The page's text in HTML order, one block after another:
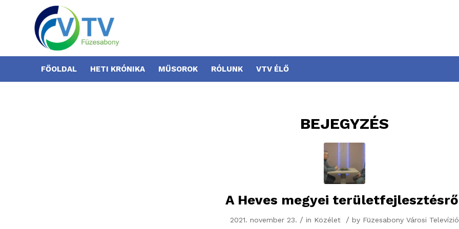
FŐOLDAL HETI KRÓNIKA MŰSOROK RÓLUNK VTV ÉLŐ
BEJEGYZÉS
A Heves megyei
2021. november 23. / in Közélet / by Füzesabony Városi Televízió